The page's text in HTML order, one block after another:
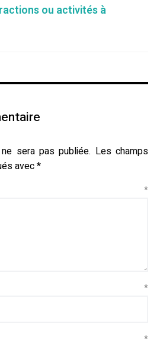
ou activités à
sera pas publiée. Les champs
avec*
*
*
*